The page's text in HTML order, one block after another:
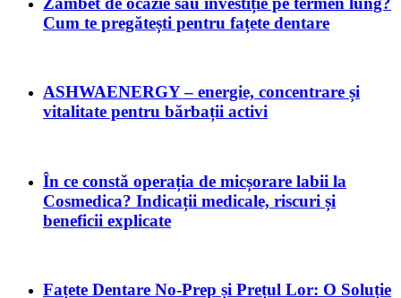
Cum te pregătești pentru fațete dentare
ASHWAENERGY – energie, concentrare și
vitalitate pentru bărbații activi
În ce constă operația de micșorare labii la
Cosmedica? Indicații medicale, riscuri și
beneficii explicate
Fațete Dentare No-Prep și Prețul Lor: O Soluție